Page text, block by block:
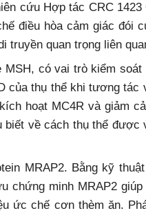
cứu Hợp tác CRC
điều hòa cảm giác đói
truyền quan trọng liên
MSH, có vai trò kiểm
của thụ thể khi tương tác
hoạt MC4R và giảm
về cách thụ thể được
MRAP2. Bằng kỹ
chứng minh MRAP2
ức chế cơn thèm ăn.